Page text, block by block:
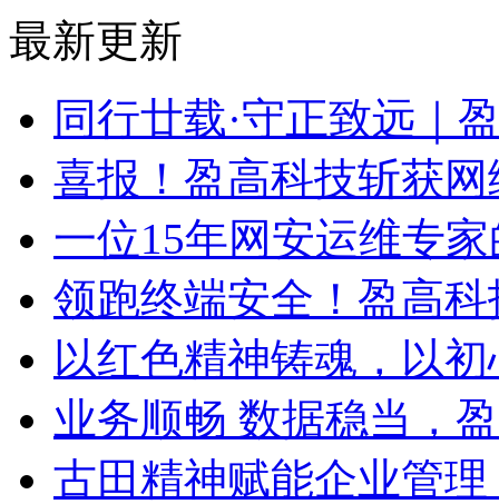
最新更新
同行廿载·守正致远｜
喜报！盈高科技斩获
一位15年网安运维专
领跑终端安全！盈高
以红色精神铸魂，以
业务顺畅 数据稳当，
古田精神赋能企业管